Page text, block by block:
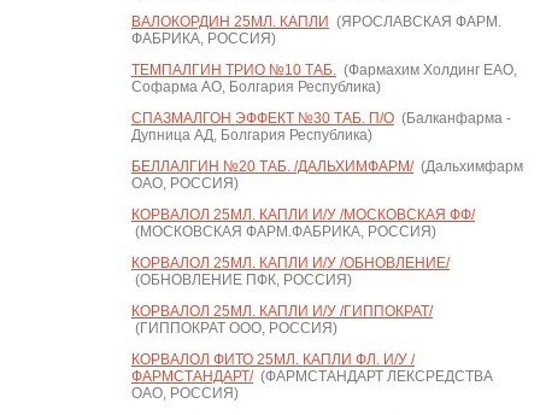
ВАЛОКОРДИН 25МЛ. КАПЛИ (ЯРОСЛАВСКАЯ ФАРМ.
ФАБРИКА, РОССИЯ)
ТЕМПАЛГИН ТРИО №10 ТАБ.(Фармахим Холдинг ЕАО,
Софарма АО, Болгария Республика)
СПАЗМАЛГОН ЭФФЕКТ №30 ТАБ. П/О(Балканфарма -
Дупница АД, Болгария Республика)
БЕЛЛАЛГИН №20 ТАБ. /ДАЛЬХИМФАРМ/(Дальхимфарм
ОАО, РОССИЯ)
КОРВАЛОЛ 25МЛ. КАПЛИ И/У /МОСКОВСКАЯ ФФ/
(МОСКОВСКАЯ ФАРМ.ФАБРИКА, РОССИЯ)
КОРВАЛОЛ 25МЛ. КАПЛИ И/У /ОБНОВЛЕНИЕ/
(ОБНОВЛЕНИЕ ПФК, РОССИЯ)
КОРВАЛОЛ 25МЛ. КАПЛИ И/У /ГИППОКРАТ/
(ГИППОКРАТ ООО, РОССИЯ)
КОРВАЛОЛ ФИТО 25МЛ. КАПЛИ ФЛ. И/У /
ФАРМСТАНДАРТ/(ФАРМСТАНДАРТ ЛЕКСРЕДСТВА
ОАО, РОССИЯ)